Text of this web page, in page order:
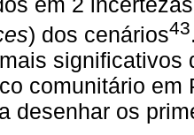
) dos cenários43
significativos
comunitário em
desenhar os